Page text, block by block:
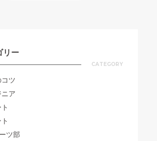
リー
CATEGORY
ツ
ア
ツ部